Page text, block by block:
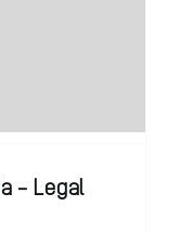
– Legal